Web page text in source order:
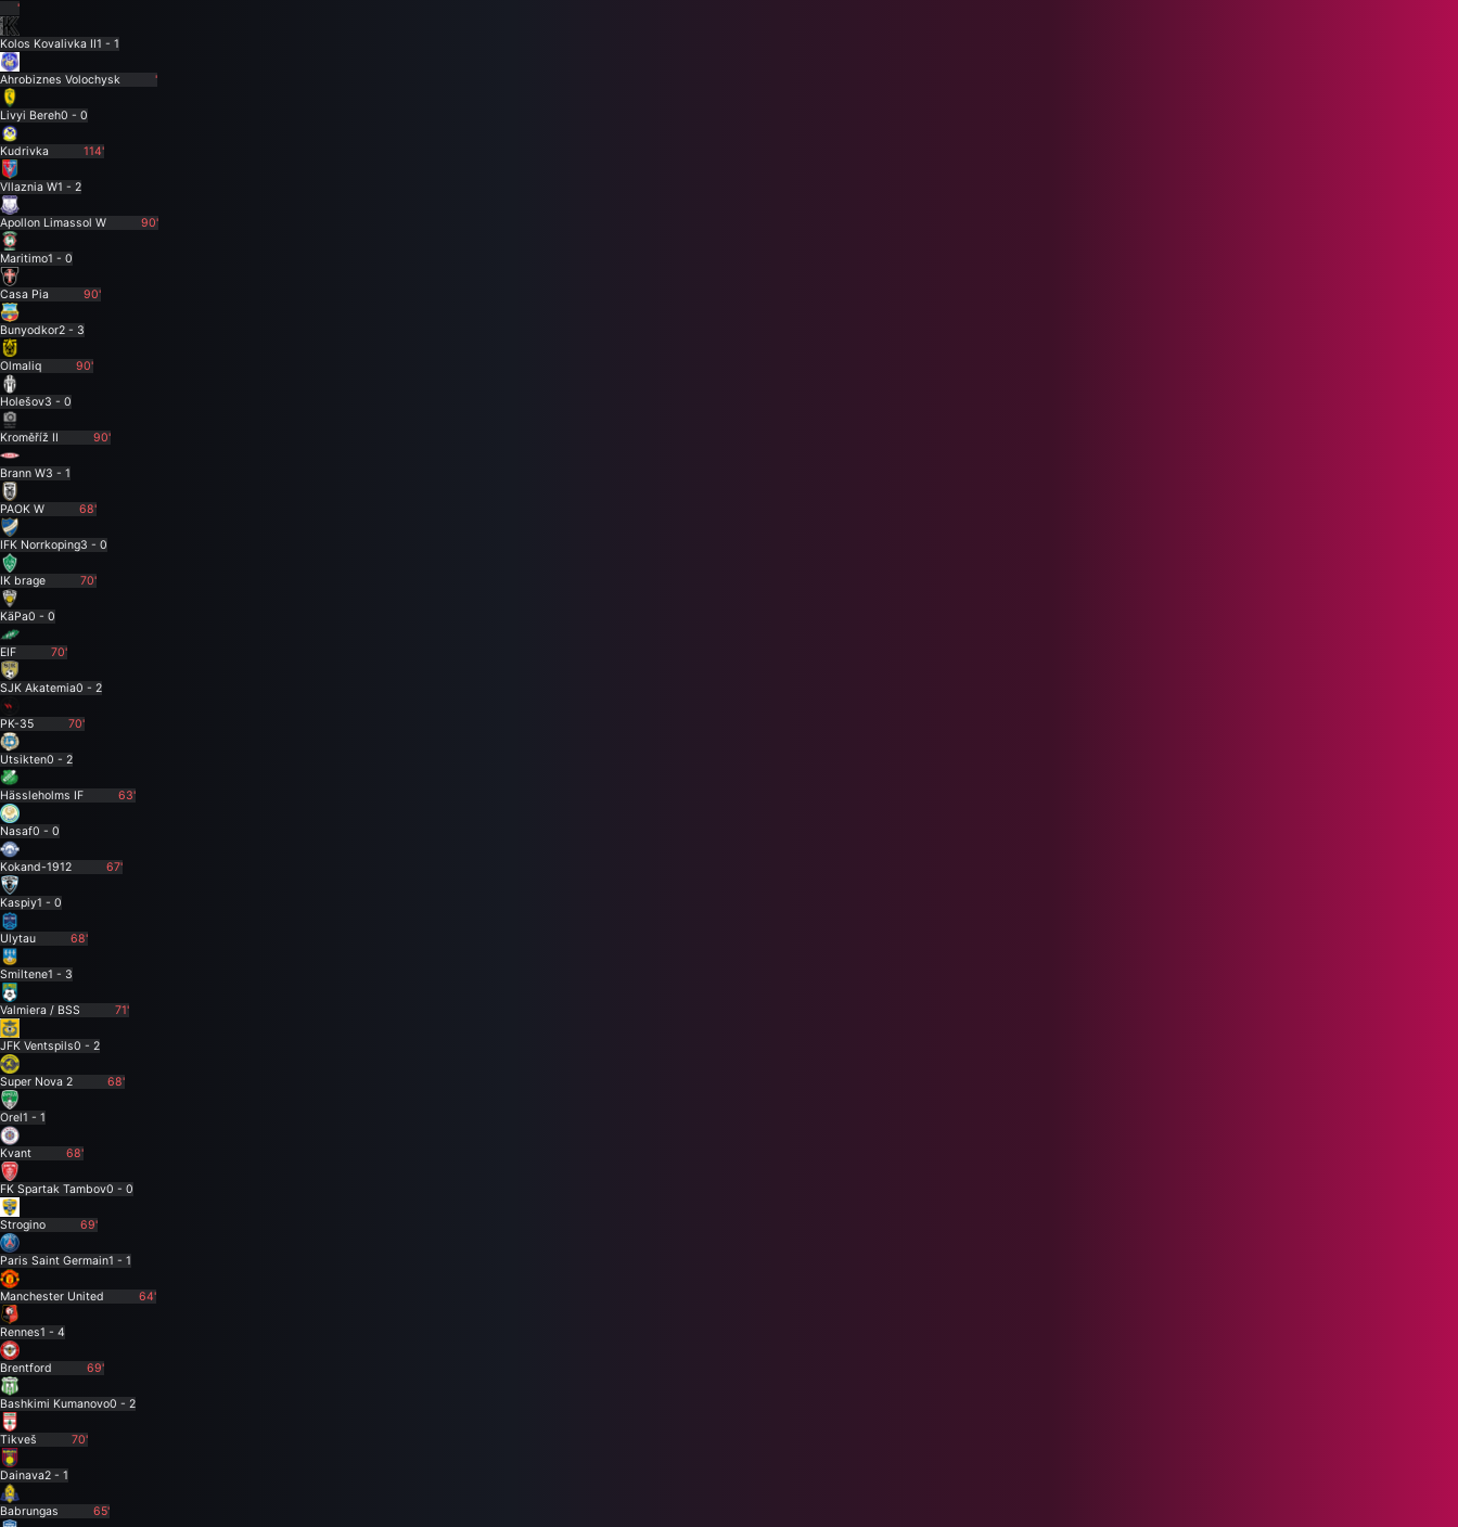
'
Kolos Kovalivka II1 - 1
Ahrobiznes Volochysk '
Livyi Bereh0 - 0
Kudrivka 114'
Vllaznia W1 - 2
Apollon Limassol W 90'
Maritimo1 - 0
Casa Pia 90'
Bunyodkor2 - 3
Olmaliq 90'
Holešov3 - 0
Kroměříž II 90'
Brann W3 - 1
PAOK W 68'
IFK Norrkoping3 - 0
IK brage 70'
KäPa0 - 0
EIF 70'
SJK Akatemia0 - 2
PK-35 70'
Utsikten0 - 2
Hässleholms IF 63'
Nasaf0 - 0
Kokand-1912 67'
Kaspiy1 - 0
Ulytau 68'
Smiltene1 - 3
Valmiera / BSS 71'
JFK Ventspils0 - 2
Super Nova 2 68'
Orel1 - 1
Kvant 68'
FK Spartak Tambov0 - 0
Strogino 69'
Paris Saint Germain1 - 1
Manchester United 64'
Rennes1 - 4
Brentford 69'
Bashkimi Kumanovo0 - 2
Tikveš 70'
Dainava2 - 1
Babrungas 65'